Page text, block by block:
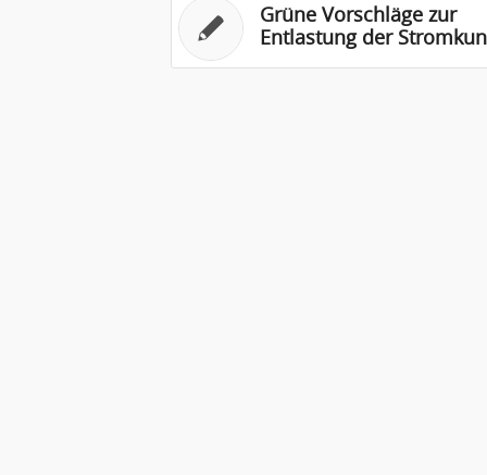
Grüne Vorschläge zur
Entlastung der